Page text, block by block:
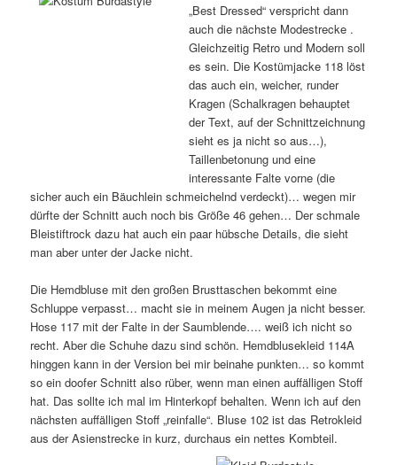
„Best Dressed“ verspricht dann
auch die nächste Modestrecke .
Gleichzeitig Retro und Modern soll
es sein. Die Kostümjacke 118 löst
das auch ein, weicher, runder
Kragen (Schalkragen behauptet
der Text, auf der Schnittzeichnung
sieht es ja nicht so aus…),
Taillenbetonung und eine
interessante Falte vorne (die
sicher auch ein Bäuchlein schmeichelnd verdeckt)… wegen mir
dürfte der Schnitt auch noch bis Größe 46 gehen… Der schmale
Bleistiftrock dazu hat auch ein paar hübsche Details, die sieht
man aber unter der Jacke nicht.
Die Hemdbluse mit den großen Brusttaschen bekommt eine
Schluppe verpasst… macht sie in meinem Augen ja nicht besser.
Hose 117 mit der Falte in der Saumblende…. weiß ich nicht so
recht. Aber die Schuhe dazu sind schön. Hemdblusekleid 114A
hinggen kann in der Version bei mir beinahe punkten… so kommt
so ein doofer Schnitt also rüber, wenn man einen auffälligen Stoff
hat. Das sollte ich mal im Hinterkopf behalten. Wenn ich auf den
nächsten auffälligen Stoff „reinfalle“. Bluse 102 ist das Retrokleid
aus der Asienstrecke in kurz, durchaus ein nettes Kombteil.